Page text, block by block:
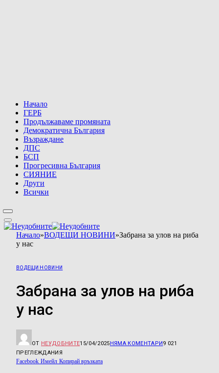
Начало
ГЕРБ
Продължаваме промяната
Демократична България
Възраждане
ДПС
БСП
Прогресивна България
СИЯНИЕ
Други
Всички
Начало»ВОДЕЩИ НОВИНИ»Забрана за улов на риба
у нас
ВОДЕЩИ НОВИНИ
Забрана за улов на риба
у нас
ОТ НЕУДОБНИТЕ15/04/2025НЯМА КОМЕНТАРИ9 021
ПРЕГЛЕЖДАНИЯ
Facebook Имейл Копирай връзката